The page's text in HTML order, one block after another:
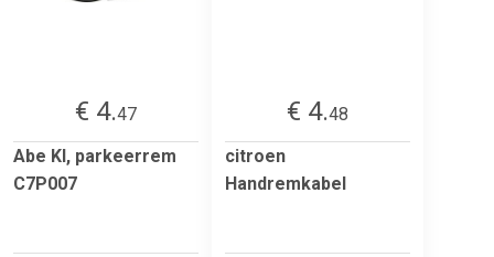
€ 4.47
Abe Kl, parkeerrem
C7P007
€ 4.48
citroen
Handremkabel